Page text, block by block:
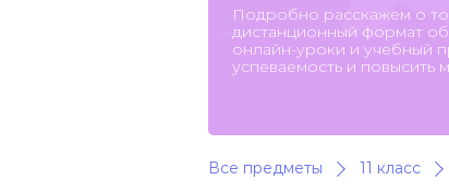
Подробно расскажем о
дистанционный формат
онлайн-уроки и учебный
успеваемость и повысить
Все предметы 11 класс